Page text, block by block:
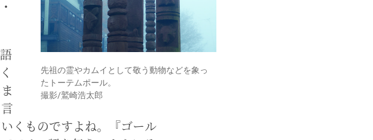
先祖の霊やカムイとして敬う動物などを象っ
たトーテムポール。
撮影/鷲崎浩太郎
くものですよね。『ゴール